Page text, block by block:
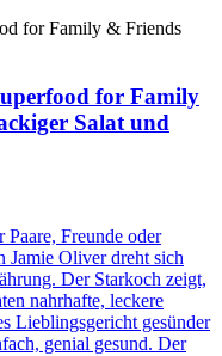
for Family
Salat und
Freunde oder
Jamie Oliver dreht sich
Der Starkoch zeigt,
nahrhafte, leckere
Lieblingsgericht gesünder
genial gesund. Der